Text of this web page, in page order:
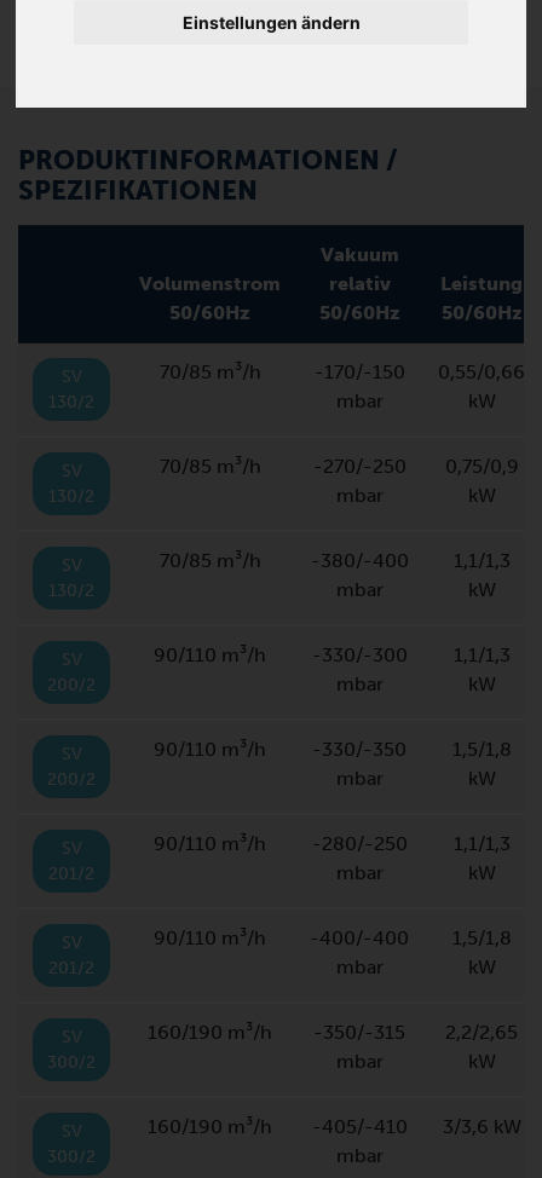
Einstellungen ändern
PRODUKTINFORMATIONEN /
SPEZIFIKATIONEN
Volumenstrom
50/60Hz
Vakuum
relativ
50/60Hz
Leistung
50/60Hz
SV
130/2
70/85 m³/h
-170/-150
mbar
0,55/0,66
kW
SV
130/2
70/85 m³/h
-270/-250
mbar
0,75/0,9
kW
SV
130/2
70/85 m³/h
-380/-400
mbar
1,1/1,3
kW
SV
200/2
90/110 m³/h
-330/-300
mbar
1,1/1,3
kW
SV
200/2
90/110 m³/h
-330/-350
mbar
1,5/1,8
kW
SV
201/2
90/110 m³/h
-280/-250
mbar
1,1/1,3
kW
SV
201/2
90/110 m³/h
-400/-400
mbar
1,5/1,8
kW
SV
300/2
160/190 m³/h
-350/-315
mbar
2,2/2,65
kW
SV
300/2
160/190 m³/h
-405/-410
mbar
3/3,6 kW